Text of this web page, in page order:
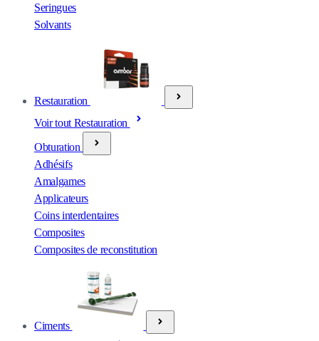
Seringues
Solvants
Restauration
Voir tout Restauration
Obturation
Adhésifs
Amalgames
Applicateurs
Coins interdentaires
Composites
Composites de reconstitution
Ciments